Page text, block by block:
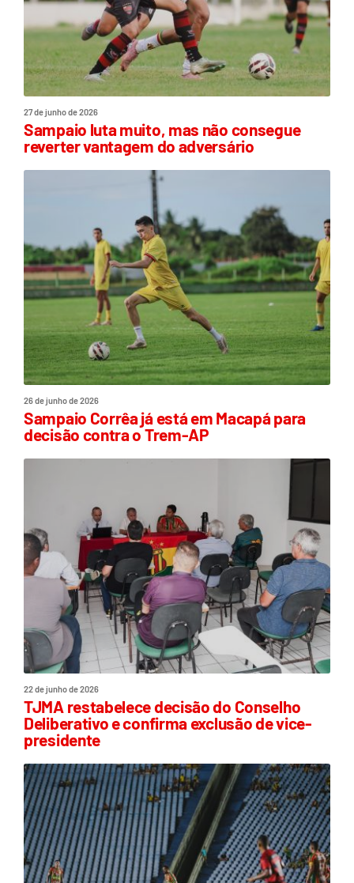
27 de junho de 2026
Sampaio luta muito, mas não consegue
reverter vantagem do adversário
26 de junho de 2026
Sampaio Corrêa já está em Macapá para
decisão contra o Trem-AP
22 de junho de 2026
TJMA restabelece decisão do Conselho
Deliberativo e confirma exclusão de vice-
presidente